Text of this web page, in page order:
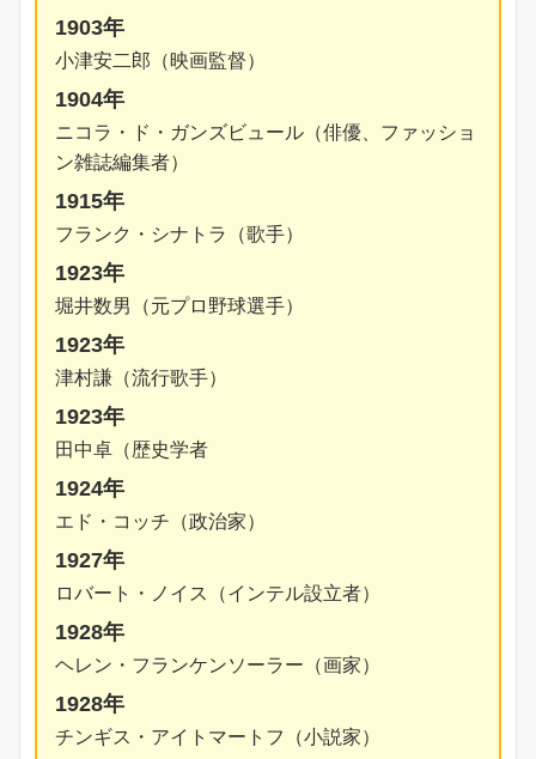
1903年
小津安二郎（映画監督）
1904年
ニコラ・ド・ガンズビュール（俳優、ファッショ
ン雑誌編集者）
1915年
フランク・シナトラ（歌手）
1923年
堀井数男（元プロ野球選手）
1923年
津村謙（流行歌手）
1923年
田中卓（歴史学者
1924年
エド・コッチ（政治家）
1927年
ロバート・ノイス（インテル設立者）
1928年
ヘレン・フランケンソーラー（画家）
1928年
チンギス・アイトマートフ（小説家）